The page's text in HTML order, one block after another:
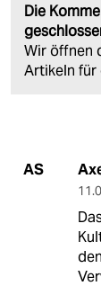
Die
Wir öffnen
Artikeln für
AS